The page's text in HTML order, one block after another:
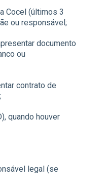
Cocel (últimos 3
ou responsável;
documento
ou
contrato de
quando houver
legal (se